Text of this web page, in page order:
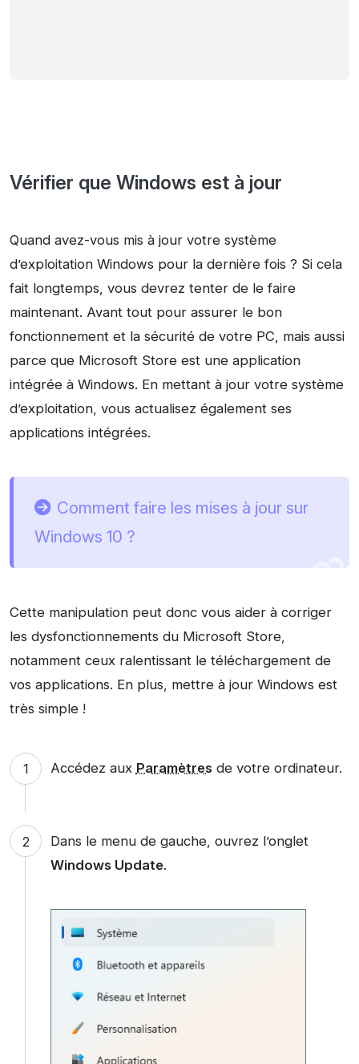
Vérifier que Windows est à jour
Quand avez-vous mis à jour votre système
d’exploitation Windows pour la dernière fois ? Si cela
fait longtemps, vous devrez tenter de le faire
maintenant. Avant tout pour assurer le bon
fonctionnement et la sécurité de votre PC, mais aussi
parce que Microsoft Store est une application
intégrée à Windows. En mettant à jour votre système
d’exploitation, vous actualisez également ses
applications intégrées.
Comment faire les mises à jour sur
Windows 10 ?
Cette manipulation peut donc vous aider à corriger
les dysfonctionnements du Microsoft Store,
notamment ceux ralentissant le téléchargement de
vos applications. En plus, mettre à jour Windows est
très simple !
Accédez aux Paramètresde votre ordinateur.
Dans le menu de gauche, ouvrez l’onglet
Windows Update.